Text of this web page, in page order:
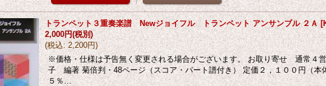
トランペット３重奏楽譜 Newジョイフル トランペット アンサンブル ２Ａ [
2,000円(税別)
(税込: 2,200円)
※価格・仕様は予告無く変更される場合がございます。 お取り寄せ 通常４
子 編著 菊倍判・48ページ（スコア・パート譜付き） 定価２，１００円（本
５％…